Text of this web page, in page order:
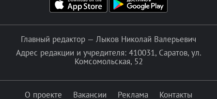
Главный редактор — Лыков Николай Валерьевич
Адрес редакции и учредителя: 410031, Саратов, ул.
Комсомольская, 52
О проекте Вакансии Реклама
Контакты